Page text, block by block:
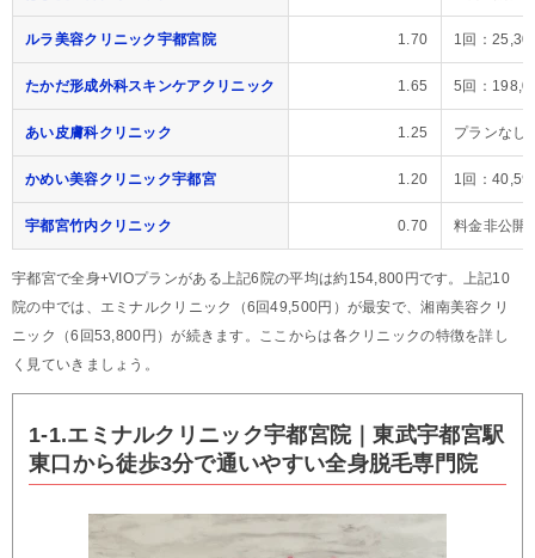
ルラ美容クリニック宇都宮院 1.70 1回：
たかだ形成外科スキンケアクリニック 1.65 5回：
あい皮膚科クリニック 1.25 プランなし
かめい美容クリニック宇都宮 1.20 1回：
宇都宮竹内クリニック 0.70 料金非公開
宇都宮で全身+VIOプランがある上記6院の平均は約154,800円です。上記10
院の中では、エミナルクリニック（6回49,500円）が最安で、湘南美容クリ
ニック（6回53,800円）が続きます。ここからは各クリニックの特徴を詳し
く見ていきましょう。
1-1.エミナルクリニック宇都宮院｜東武宇都宮駅
東口から徒歩3分で通いやすい全身脱毛専門院